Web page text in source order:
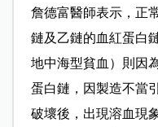
詹德富醫師表示，正
鏈及乙鏈的血紅蛋白
地中海型貧血）則因
蛋白鏈，因製造不當
破壞後，出現溶血現